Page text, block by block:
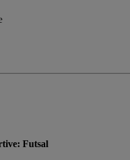
Futsal